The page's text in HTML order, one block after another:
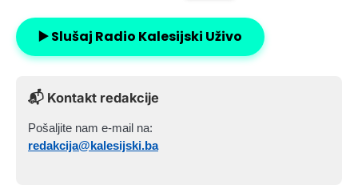
▶️ Slušaj Radio Kalesijski Uživo
📬 Kontakt redakcije
Pošaljite nam e-mail na:
redakcija@kalesijski.ba